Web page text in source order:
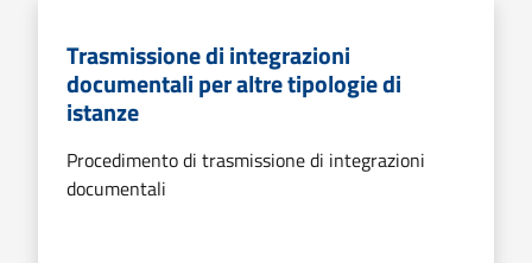
Trasmissione di integrazioni
documentali per altre tipologie di
istanze
Procedimento di trasmissione di integrazioni
documentali